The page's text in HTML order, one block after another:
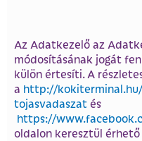
Az Adatkezelő az
módosításának jogát
külön értesíti. A
a http://
tojasvadaszatés
https://
oldalon keresztül érhető